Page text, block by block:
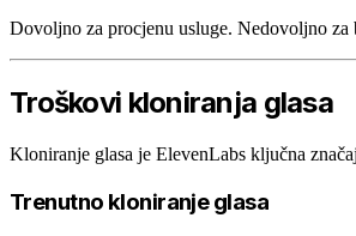
Dovoljno za procjenu usluge. Nedovoljno
Troškovi kloniranja glasa
Kloniranje glasa je ElevenLabs ključna
Trenutno kloniranje glasa